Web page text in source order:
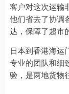
客户对这次运输
他们省去了协调
达，保障了超市
日本到香港海运
专业的团队和细
验，是两地货物